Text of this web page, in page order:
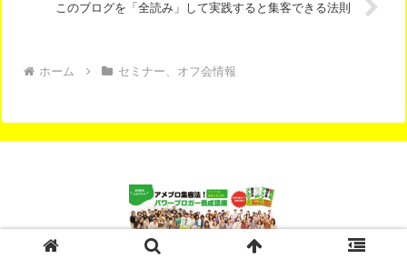
このブログを「全読み」して実践すると集客できる法則
ホーム セミナー、オフ会情報
© 2012-2026 アメブロ集客完全マニュアル.